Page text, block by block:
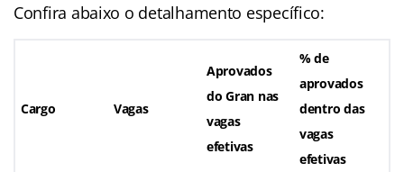
Confira abaixo o detalhamento específico:
Cargo Vagas
Aprovados
do Gran nas
vagas
efetivas
% de
aprovados
dentro das
vagas
efetivas